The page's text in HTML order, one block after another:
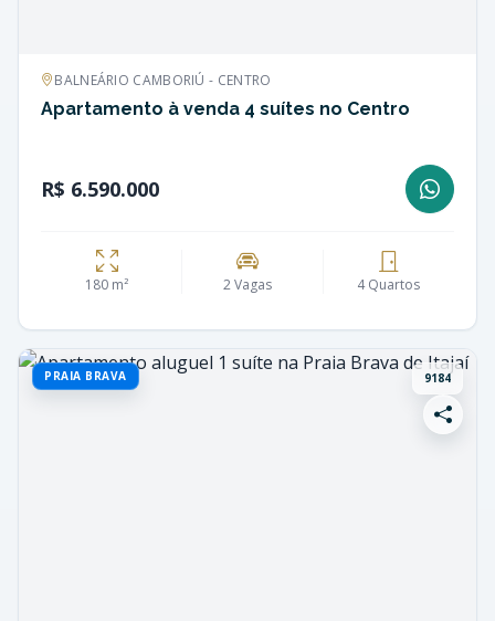
BALNEÁRIO CAMBORIÚ - CENTRO
Apartamento à venda 4 suítes no Centro
R$ 6.590.000
180 m² 2 Vagas 4 Quartos
PRAIA BRAVA 9184